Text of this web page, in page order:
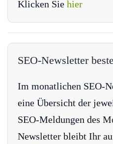
Klicken Sie hier
SEO-Newsletter
Im monatlichen SEO-
eine Übersicht der
SEO-Meldungen des
Newsletter bleibt Ihr